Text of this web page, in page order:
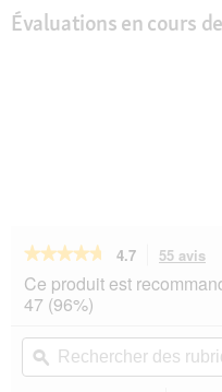
Évaluations en cours
★★★★★
★★★★★
sur
5
les
avis
4.7 55 avis
Ce produit est
47 (96%)
Rechercher
des
rubriques
ϙ